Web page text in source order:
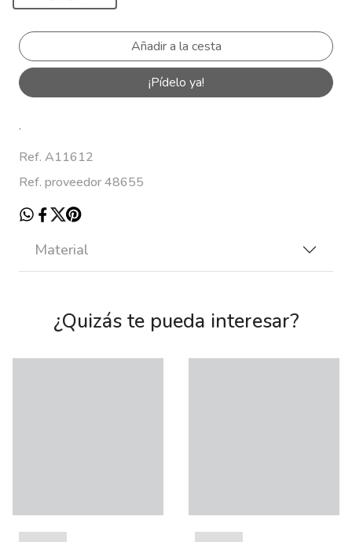
¡Pídelo ya!
.
Ref. A11612
Ref. proveedor 48655
Material
¿Quizás te pueda interesar?